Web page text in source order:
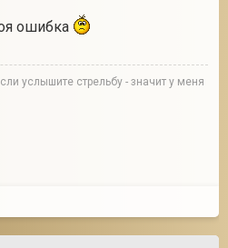
ошибка
услышите стрельбу - значит у меня